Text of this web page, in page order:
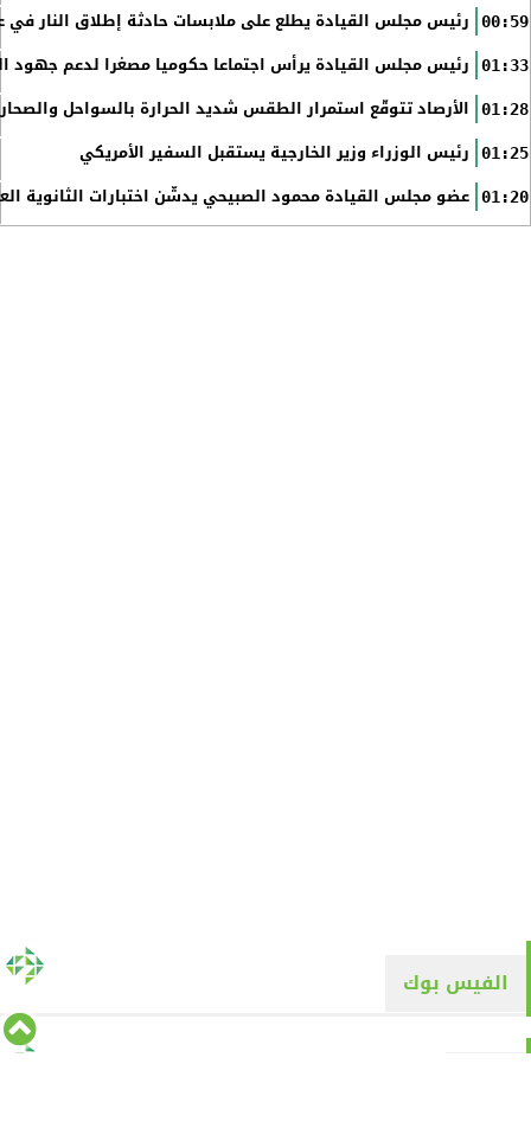
00:59 رئيس مجلس القيادة يطلع على ملابسات حادثة إطلاق النار في
01:33 رئيس مجلس القيادة يرأس اجتماعا حكوميا مصغرا لدعم جهود
01:28 الأرصاد تتوقّع استمرار الطقس شديد الحرارة بالسواحل
01:25 رئيس الوزراء وزير الخارجية يستقبل السفير الأمريكي
01:20 عضو مجلس القيادة محمود الصبيحي يدشّن اختبارات الثانوية
الفيس بوك